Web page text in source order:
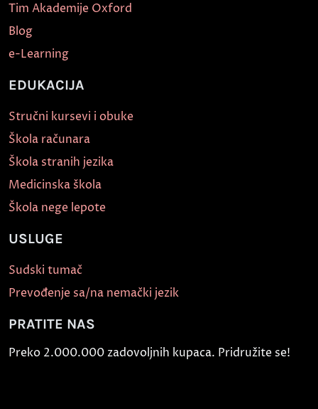
Tim Akademije Oxford
Blog
e-Learning
EDUKACIJA
Stručni kursevi i obuke
Škola računara
Škola stranih jezika
Medicinska škola
Škola nege lepote
USLUGE
Sudski tumač
Prevođenje sa/na nemački jezik
PRATITE NAS
Preko 2.000.000 zadovoljnih kupaca. Pridružite se!